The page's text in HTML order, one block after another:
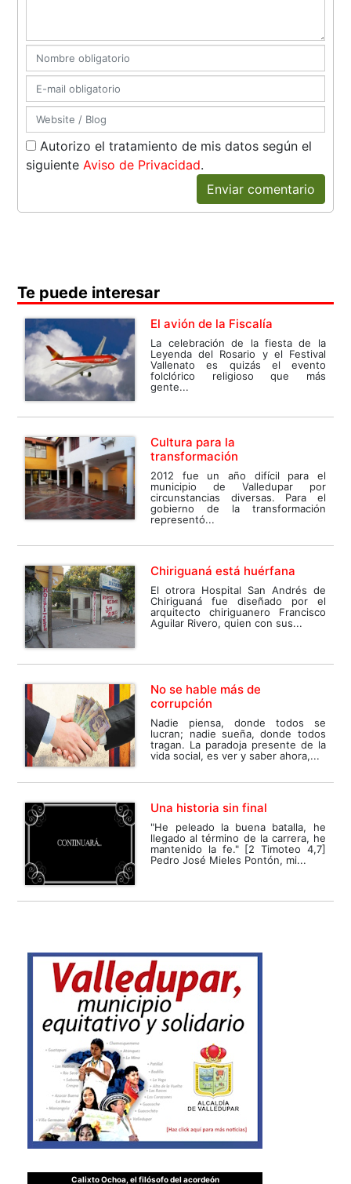
Autorizo el tratamiento de mis datos según el
siguiente Aviso de Privacidad.
Enviar comentario
Te puede interesar
El avión de la Fiscalía
La celebración de la fiesta de la
Leyenda del Rosario y el Festival
Vallenato es quizás el evento
folclórico religioso que más
gente...
Cultura para la
transformación
2012 fue un año difícil para el
municipio de Valledupar por
circunstancias diversas. Para el
gobierno de la transformación
representó...
Chiriguaná está huérfana
El otrora Hospital San Andrés de
Chiriguaná fue diseñado por el
arquitecto chiriguanero Francisco
Aguilar Rivero, quien con sus...
No se hable más de
corrupción
Nadie piensa, donde todos se
lucran; nadie sueña, donde todos
tragan. La paradoja presente de la
vida social, es ver y saber ahora,...
Una historia sin final
"He peleado la buena batalla, he
llegado al término de la carrera, he
mantenido la fe." [2 Timoteo 4,7]
Pedro José Mieles Pontón, mi...
Calixto Ochoa, el filósofo del acordeón